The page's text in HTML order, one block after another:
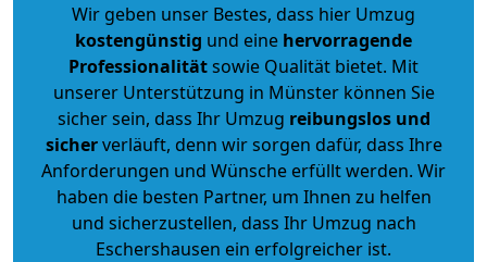
Wir geben unser Bestes, dass hier Umzug
kostengünstig und eine hervorragende
Professionalitätsowie Qualität bietet. Mit
unserer Unterstützung in Münster können Sie
sicher sein, dass Ihr Umzug reibungslos und
sicherverläuft, denn wir sorgen dafür, dass Ihre
Anforderungen und Wünsche erfüllt werden. Wir
haben die besten Partner, um Ihnen zu helfen
und sicherzustellen, dass Ihr Umzug nach
Eschershausen ein erfolgreicher ist.